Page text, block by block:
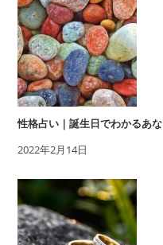
性格占い｜誕生日でわかるあ
2022年2月14日